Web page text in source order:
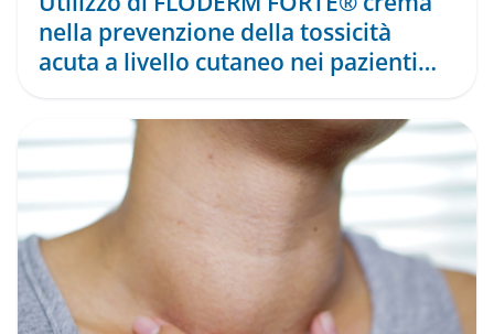
nella prevenzione della tossicità
acuta a livello cutaneo nei pazienti